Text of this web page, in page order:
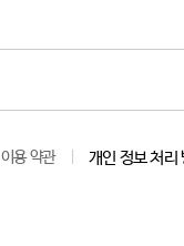
이용 약관 개인 정보 처리